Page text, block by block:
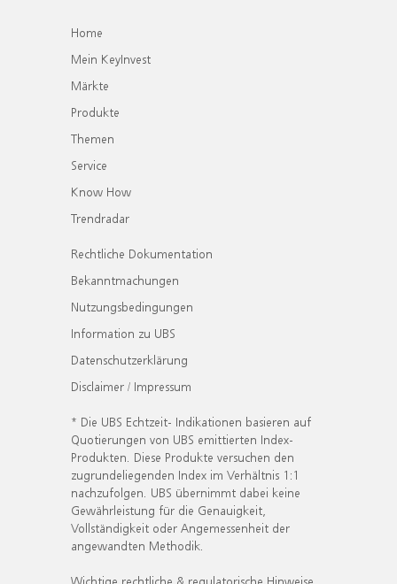
Home
Mein KeyInvest
Märkte
Produkte
Themen
Service
Know How
Trendradar
Rechtliche Dokumentation
Bekanntmachungen
Nutzungsbedingungen
Information zu UBS
Datenschutzerklärung
Disclaimer / Impressum
* Die UBS Echtzeit- Indikationen basieren auf
Quotierungen von UBS emittierten Index-
Produkten. Diese Produkte versuchen den
zugrundeliegenden Index im Verhältnis 1:1
nachzufolgen. UBS übernimmt dabei keine
Gewährleistung für die Genauigkeit,
Vollständigkeit oder Angemessenheit der
angewandten Methodik.